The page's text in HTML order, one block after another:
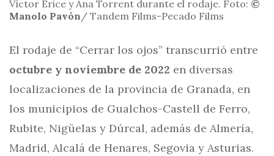
Víctor Erice y Ana Torrent durante el rodaje. Foto: ©
Manolo Pavón/ Tandem Films-Pecado Films
El rodaje de “Cerrar los ojos” transcurrió entre
octubre y noviembre de 2022 en diversas
localizaciones de la provincia de Granada, en
los municipios de Gualchos-Castell de Ferro,
Rubite, Nigüelas y Dúrcal, además de Almería,
Madrid, Alcalá de Henares, Segovia y Asturias.